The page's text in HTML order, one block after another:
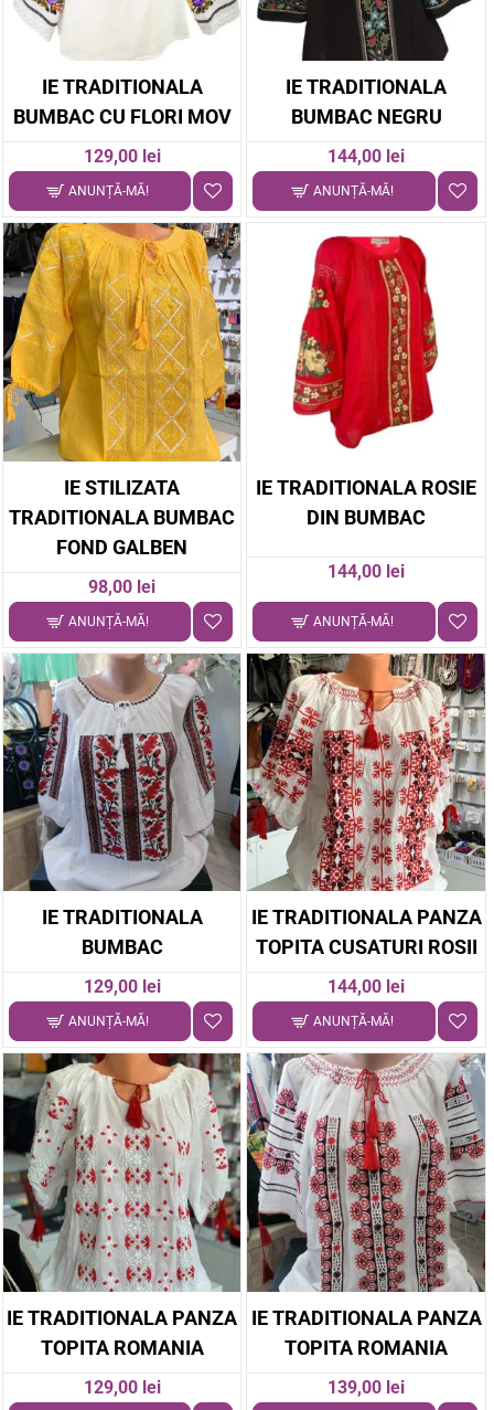
IE TRADITIONALA
BUMBAC CU FLORI MOV
129,00 lei
ANUNȚĂ-MĂ!
IE TRADITIONALA
BUMBAC NEGRU
144,00 lei
ANUNȚĂ-MĂ!
IE STILIZATA
TRADITIONALA BUMBAC
FOND GALBEN
98,00 lei
ANUNȚĂ-MĂ!
IE TRADITIONALA ROSIE
DIN BUMBAC
144,00 lei
ANUNȚĂ-MĂ!
IE TRADITIONALA
BUMBAC
129,00 lei
ANUNȚĂ-MĂ!
IE TRADITIONALA PANZA
TOPITA CUSATURI ROSII
144,00 lei
ANUNȚĂ-MĂ!
IE TRADITIONALA PANZA
TOPITA ROMANIA
129,00 lei
IE TRADITIONALA PANZA
TOPITA ROMANIA
139,00 lei